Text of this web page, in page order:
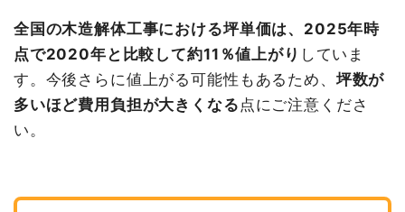
全国の木造解体工事における坪単価は、2025年時
点で2020年と比較して約11％値上がり していま
す。今後さらに値上がる可能性もあるため、 坪数が
多いほど費用負担が大きくなる 点にご注意くださ
い。